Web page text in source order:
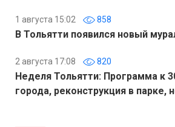
1 августа 15:02 858
В Тольятти появился новый
2 августа 17:08 820
Неделя Тольятти: Программа к
города, реконструкция в парке,